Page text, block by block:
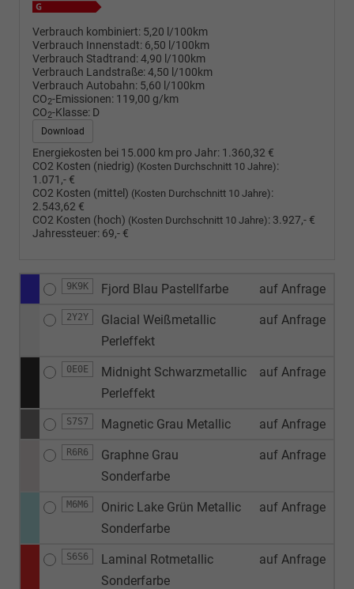
Verbrauch kombiniert: 5,20 l/100km
Verbrauch Innenstadt: 6,50 l/100km
Verbrauch Stadtrand:4,90 l/100km
Verbrauch Landstraße:4,50 l/100km
Verbrauch Autobahn: 5,60 l/100km
CO2-Emissionen: 119,00 g/km
CO2-Klasse: D
Download
Energiekosten bei 15.000 km pro Jahr: 1.360,32 €
CO2 Kosten (niedrig) (Kosten Durchschnitt 10 Jahre):
1.071,- €
CO2 Kosten (mittel) (Kosten Durchschnitt 10 Jahre):
2.543,62 €
CO2 Kosten (hoch) (Kosten Durchschnitt 10 Jahre): 3.927,- €
Jahressteuer: 69,- €
9K9K Fjord Blau Pastellfarbe auf Anfrage
2Y2Y
Glacial Weißmetallic
Perleffekt
auf Anfrage
0E0E
Midnight Schwarzmetallic
Perleffekt
auf Anfrage
S7S7 Magnetic Grau Metallic auf Anfrage
R6R6
Graphne Grau
Sonderfarbe
auf Anfrage
M6M6
Oniric Lake Grün Metallic
Sonderfarbe
auf Anfrage
S6S6
Laminal Rotmetallic
Sonderfarbe
auf Anfrage